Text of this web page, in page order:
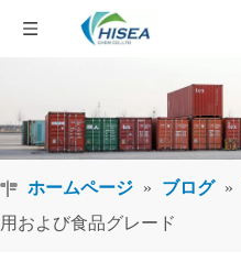
ホームページ » ブログ »
用および食品グレード